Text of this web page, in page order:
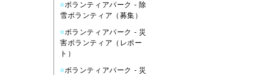
■ボランティアパーク - 除
雪ボランティア（募集）
■ボランティアパーク - 災
害ボランティア（レポー
ト）
■ボランティアパーク - 災